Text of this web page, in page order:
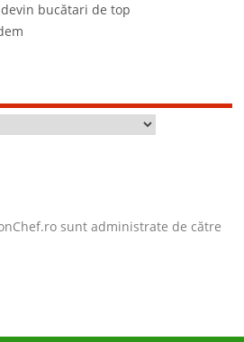
bucătari de top
sunt administrate de către